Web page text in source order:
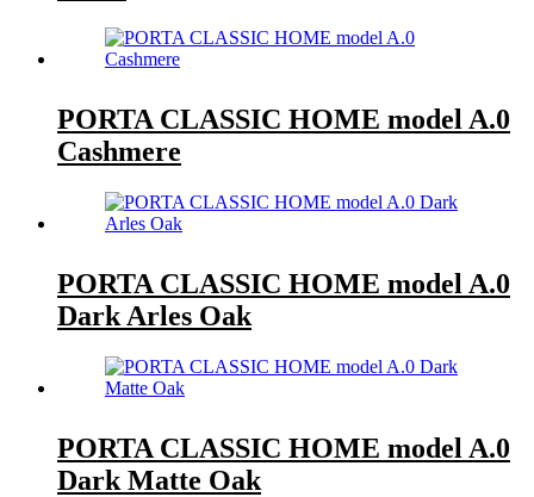
PORTA CLASSIC HOME model A.0
Cashmere
PORTA CLASSIC HOME model A.0
Dark Arles Oak
PORTA CLASSIC HOME model A.0
Dark Matte Oak